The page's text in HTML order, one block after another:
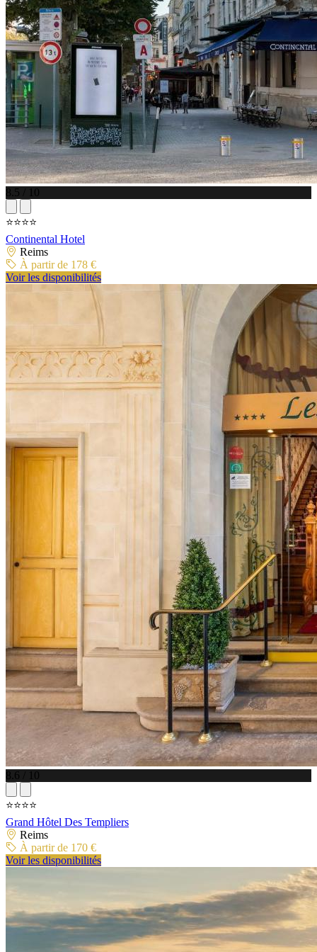
8.5 / 10
⭐⭐⭐⭐
Continental Hotel
Reims
À partir de 178 €
Voir les disponibilités
8.6 / 10
⭐⭐⭐⭐
Grand Hôtel Des Templiers
Reims
À partir de 170 €
Voir les disponibilités